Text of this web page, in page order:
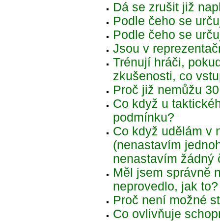
Dá se zrušit již
Podle čeho se
Podle čeho se
Jsou v
Trénují hráči,
zkušenosti, co
Proč již nemůžu
Co když u
podmínku?
Co když udělám v
(nenastavím
nenastavím žádný
Měl jsem správně
neprovedlo, jak to?
Proč není možné
Co ovlivňuje